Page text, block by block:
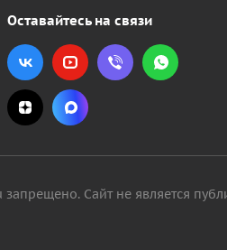
Оставайтесь на связи
Сайт не является